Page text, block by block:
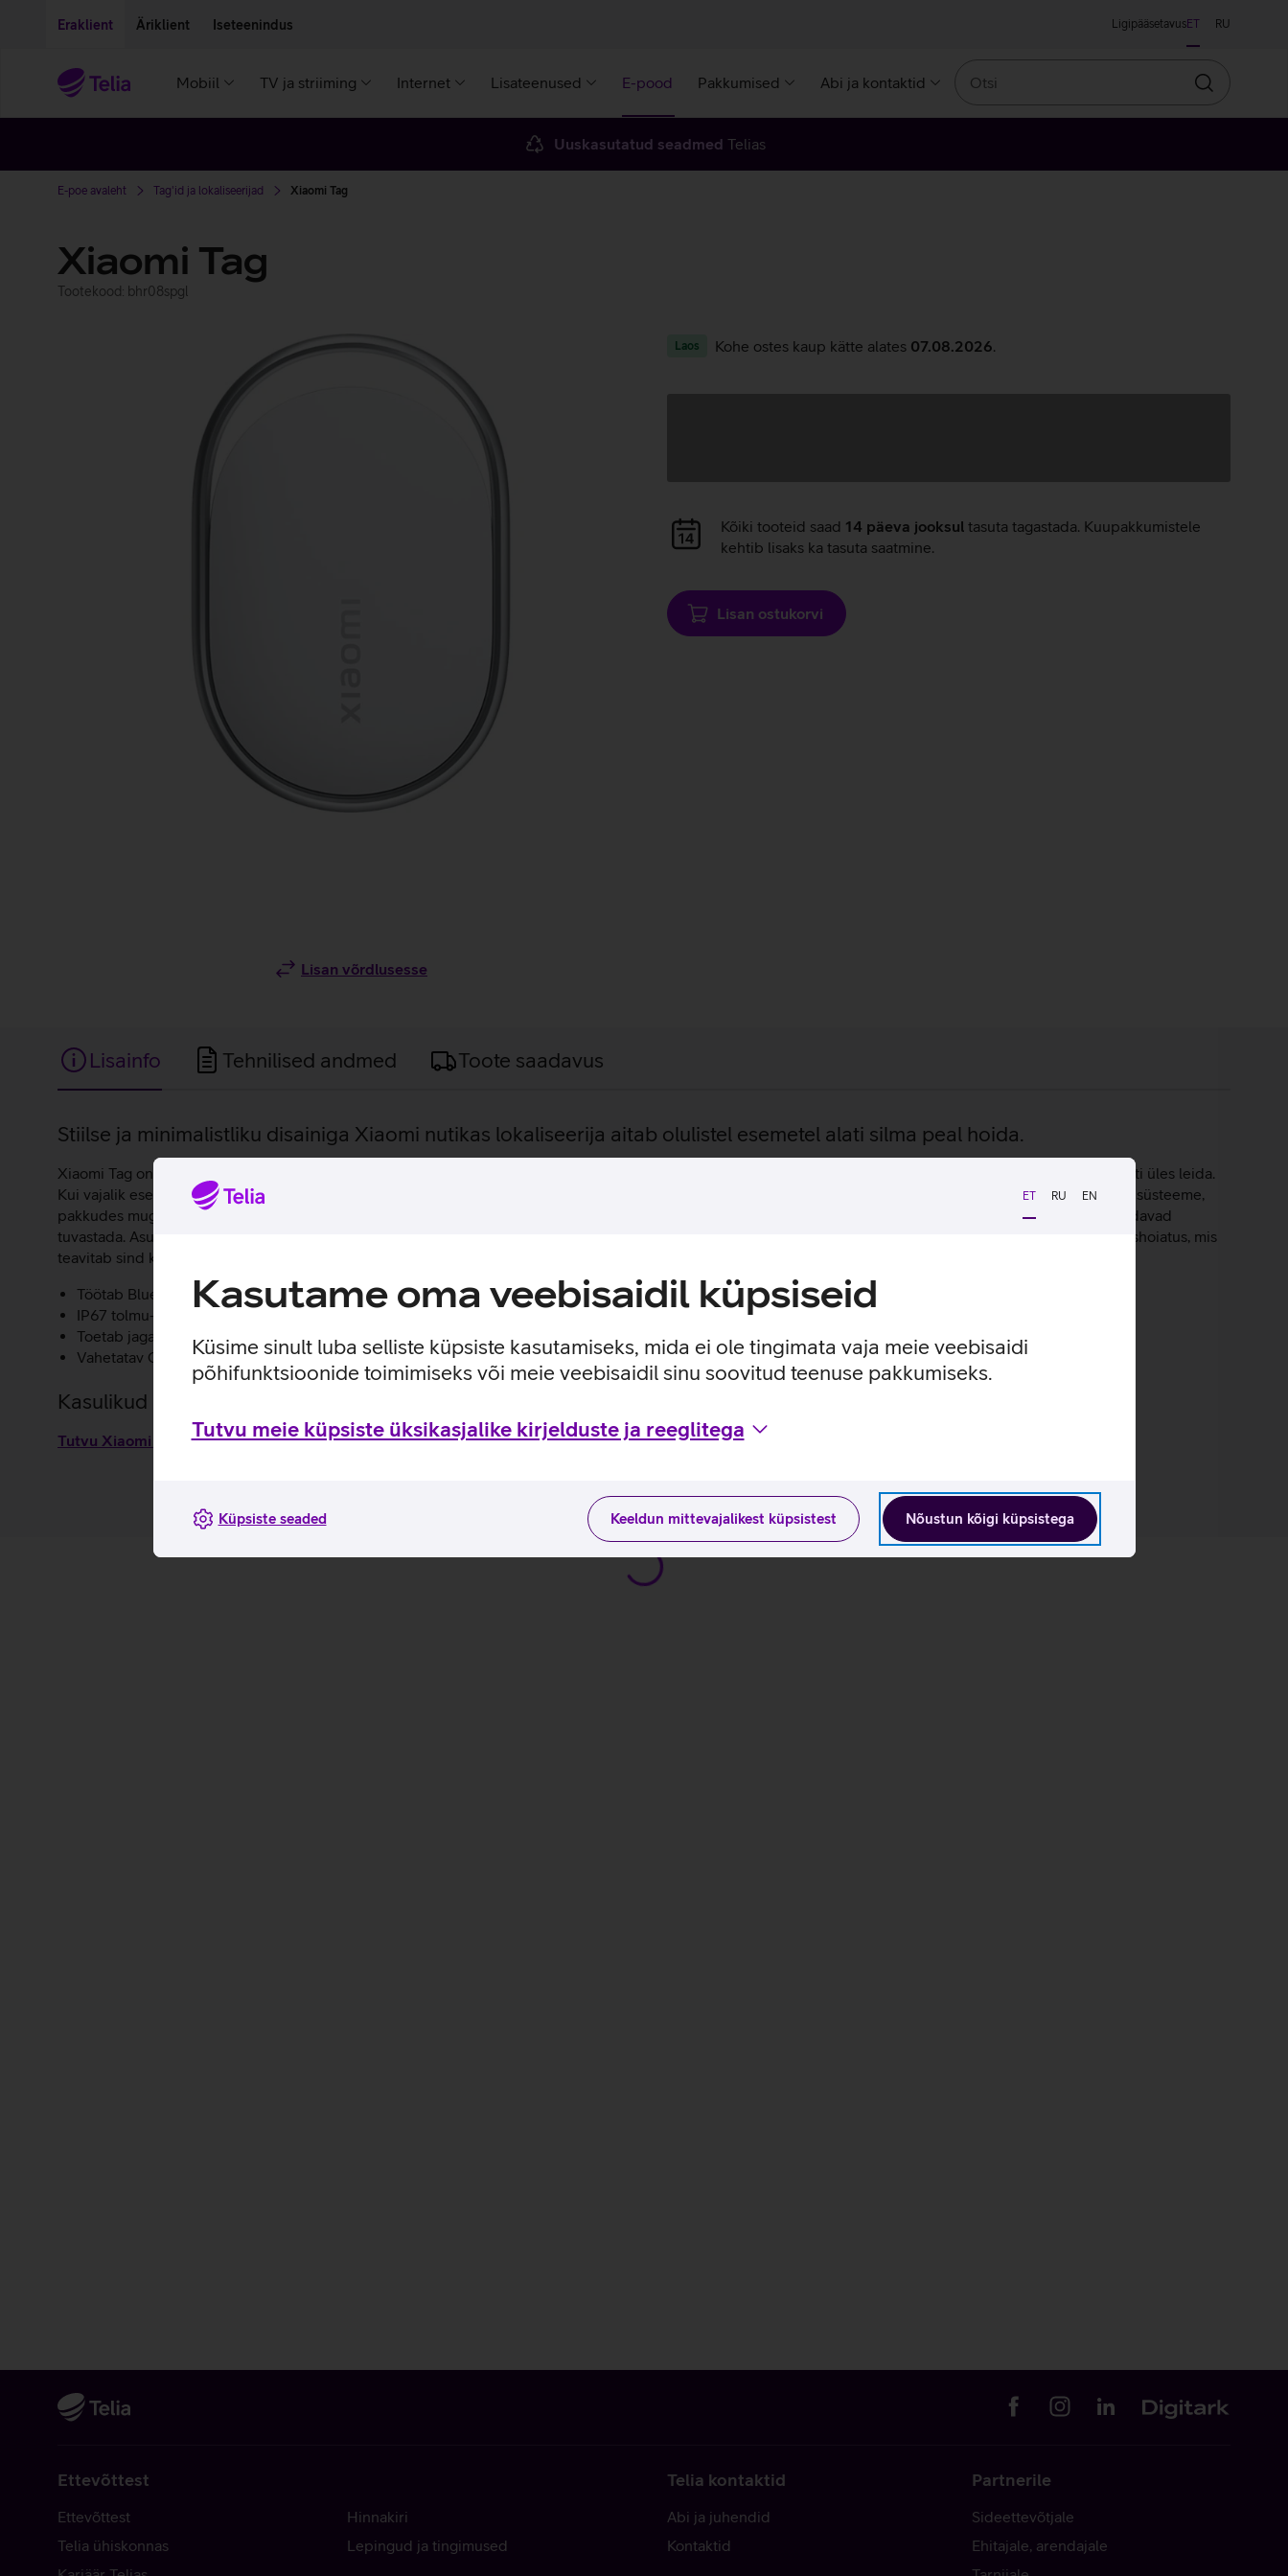
ET RU EN
Kasutame oma veebisaidil küpsiseid
Küsime sinult luba selliste küpsiste kasutamiseks, mida ei ole tingimata vaja meie veebisaidi
põhifunktsioonide toimimiseks või meie veebisaidil sinu soovitud teenuse pakkumiseks.
Tutvu meie küpsiste üksikasjalike kirjelduste ja reeglitega
Nõustun kõigi küpsistega
Keeldun mittevajalikest küpsistest
Küpsiste seaded
Eraklient Äriklient Iseteenindus LigipääsetavusET RU
Mobiil TV ja striiming Internet Lisateenused E-pood Pakkumised Abi ja kontaktid
Otsin
Uuskasutatud seadmed Telias
E-poe avaleht Tag'id ja lokaliseerijad Xiaomi Tag
Xiaomi Tag
Tootekood: bhr08spgl
Lisan võrdlusesse
Laos Kohe ostes kaup kätte alates 07.08.2026
Andmete
laadimine
Kõiki tooteid saad 14 päeva jooksul tasuta tagastada. Kuupakkumistele
kehtib lisaks ka tasuta saatmine.
Lisan ostukorvi
Lisainfo Tehnilised andmed Toote saadavus
Lisainfo
Stiilse ja minimalistliku disainiga Xiaomi nutikas lokaliseerija aitab olulistel esemetel alati silma peal hoida.
Xiaomi Tag on kompaktne ja kerge lokaliseerija, mis sobib kinnitamiseks võtmete, koti, pagasi või muude oluliste esemete külge ning aitab need vajadusel kiiresti üles leida.
Kui vajalik ese peaks kaduma, saad avada vastava rakenduse ning vaadata selle viimast teadaolevat asukohta. Seade toetab Google Find Hubi ja Apple Find My süsteeme,
pakkudes mugavat ja ühtset lahendust nii iOS’i kui Androidi kasutajatele. Xiaomi Tag edastab turvalise Bluetooth-signaali, mida läheduses olevad seadmed suudavad
tuvastada. Asukohaandmed on edastamise ajal krüpteeritud, tagades, et ainult sina näed oma eseme täpset asukohta. Turvalisust suurendab automaatne jälgimishoiatus, mis
teavitab sind kohe, kui mõni tundmatu lokaliseerija liigub sinuga pikema aja jooksul kaasa.
Töötab Bluetooth 5.4 ühendusega.
IP67 tolmu- ja veekindel disain.
Toetab jagamist pereliikmete või sõpradega, et nad saaksid vajadusel aidata kadunud esemeid otsida.
Vahetatav CR2032 patarei.
Kasulikud lingid
Tutvu Xiaomi Tag omaduste ja kasutusviisidega tootja kodulehel
Ettevõttest
Ettevõttest
Telia ühiskonnas
Hinnakiri
Lepingud ja tingimused
Telia kontaktid
Abi ja juhendid
Kontaktid
Partnerile
Sideettevõtjale
Ehitajale, arendajale